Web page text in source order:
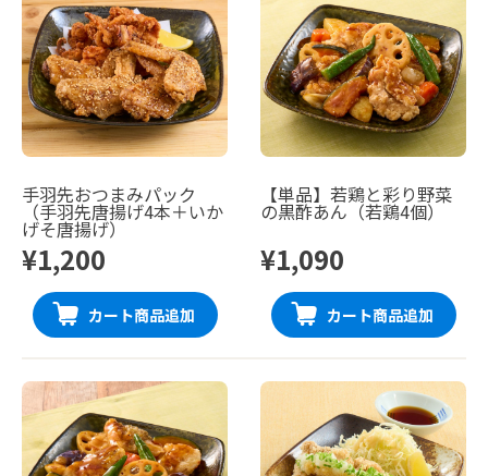
手羽先おつまみパック
（手羽先唐揚げ4本＋いか
げそ唐揚げ）
¥1,200
カート商品追加
【単品】若鶏と彩り野菜
の黒酢あん（若鶏4個）
¥1,090
カート商品追加